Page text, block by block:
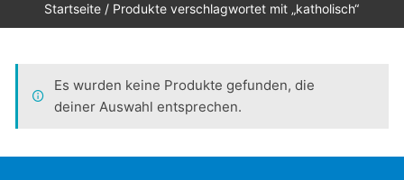
Startseite / Produkte verschlagwortet mit „katholisch“
Es wurden keine Produkte gefunden, die
deiner Auswahl entsprechen.